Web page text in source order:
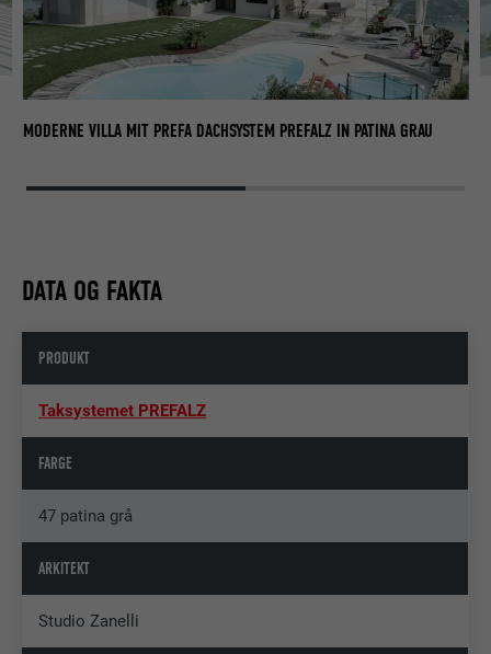
MODERNE VILLA MIT PREFA DACHSYSTEM PREFALZ IN PATINA GRAU
DATA OG FAKTA
PRODUKT
Taksystemet PREFALZ
FARGE
47 patina grå
ARKITEKT
Studio Zanelli